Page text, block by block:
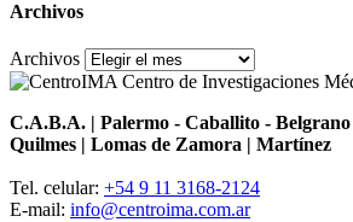
Archivos
Archivos
C.A.B.A. | Palermo - Caballito - Belgrano
Quilmes | Lomas de Zamora | Martínez
Tel. celular: +54 9 11 3168-2124
E-mail: info@centroima.com.ar